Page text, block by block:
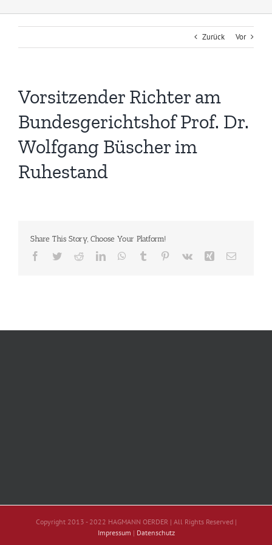
Zurück Vor
Vorsitzender Richter am
Bundesgerichtshof Prof. Dr.
Wolfgang Büscher im
Ruhestand
Share This Story, Choose Your Platform!
Facebook
TwitterRedditLinkedInWhatsApp
Tumblr Pinterest
Vk Xing E-
Copyright 2013 - 2022 HAGMANN OERDER | All Rights Reserved |
Impressum | Datenschutz